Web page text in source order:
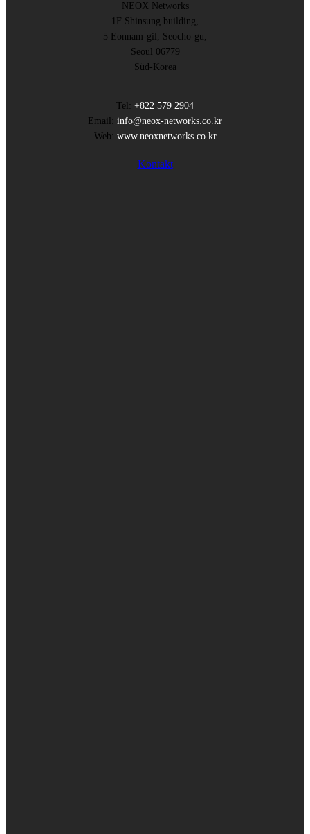
NEOX Networks
1F Shinsung building,
5 Eonnam-gil, Seocho-gu,
Seoul 06779
Süd-Korea
Tel: +822 579 2904
Email: info@neox-networks.co.kr
Web: www.neoxnetworks.co.kr
Kontakt